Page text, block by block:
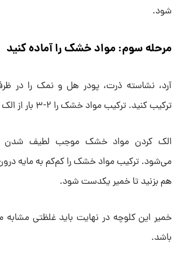
شود.
مرحله سوم: مواد خشک را آماده کنید
آرد، نشاسته ذرت، پودر هل و نمک را در
ترکیب کنید. ترکیب مواد خشک را ۲-۳ بار از الک رد کنید.
الک کردن مواد خشک موجب لطیف شدن
می‌شود. ترکیب مواد خشک را کم‌کم به مایه
هم بزنید تا خمیر یکدست شود.
خمیر این کلوچه در نهایت باید غلظتی
باشد.